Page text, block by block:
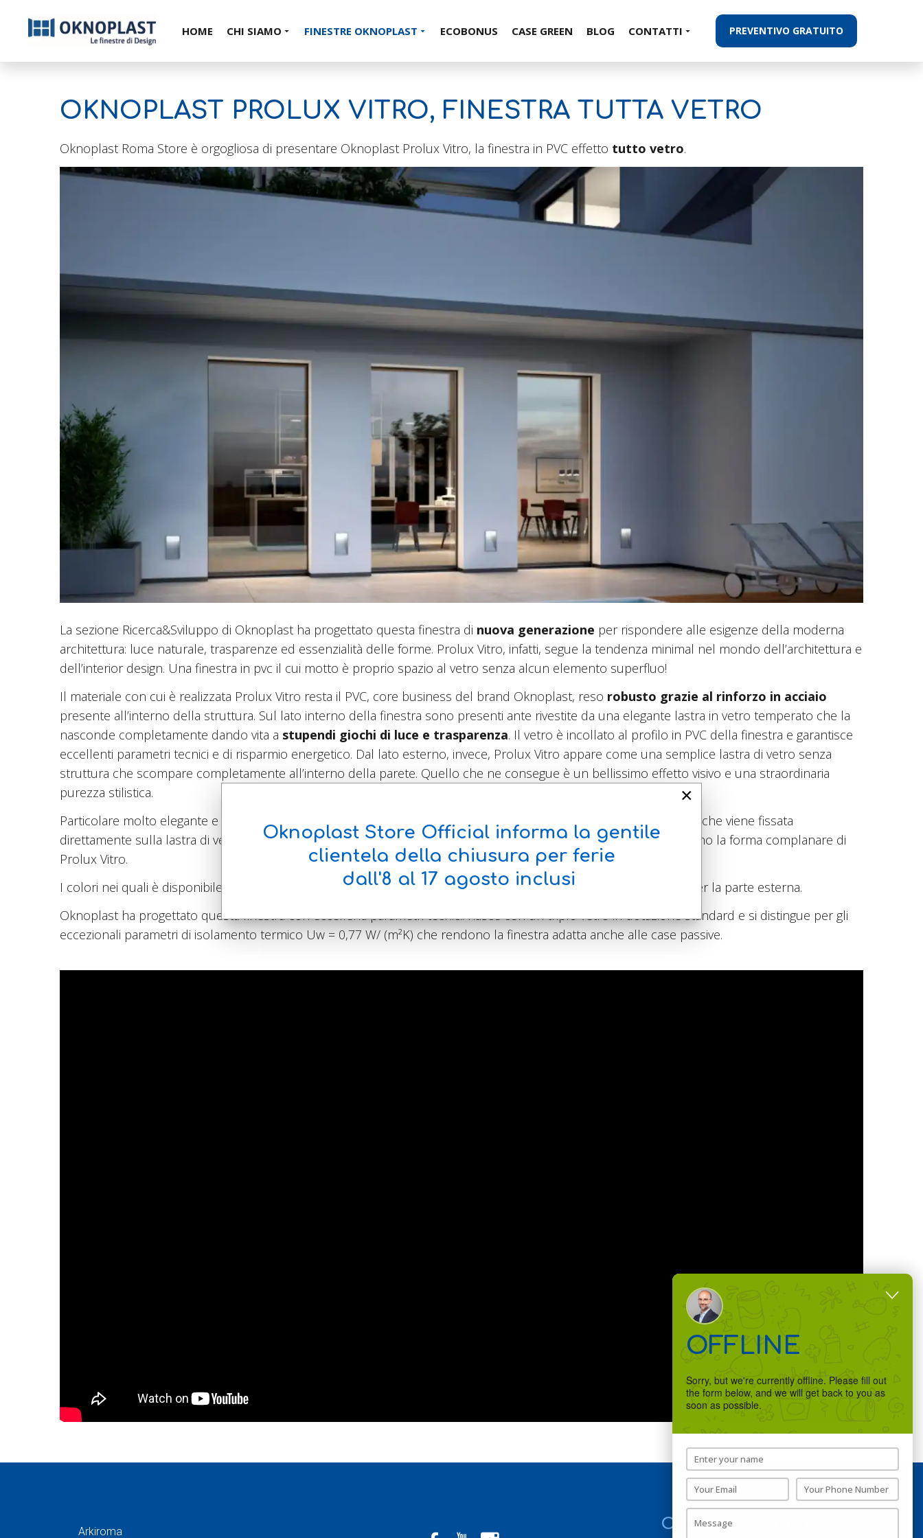
HOME CHI SIAMO FINESTRE OKNOPLAST ECOBONUS CASE GREEN BLOG CONTATTI PREVENTIVO GRATUITO
OKNOPLAST PROLUX VITRO, FINESTRA TUTTA VETRO
Oknoplast Roma Store è orgogliosa di presentare Oknoplast Prolux Vitro, la finestra in PVC effetto tutto vetro.
La sezione Ricerca&Sviluppo di Oknoplast ha progettato questa finestra di nuova generazione per rispondere alle esigenze della moderna
architettura: luce naturale, trasparenze ed essenzialità delle forme. Prolux Vitro, infatti, segue la tendenza minimal nel mondo dell’architettura e
dell’interior design. Una finestra in pvc il cui motto è proprio spazio al vetro senza alcun elemento superfluo!
Il materiale con cui è realizzata Prolux Vitro resta il PVC, core business del brand Oknoplast, reso robusto grazie al rinforzo in acciaio
presente all’interno della struttura. Sul lato interno della finestra sono presenti ante rivestite da una elegante lastra in vetro temperato che la
nasconde completamente dando vita a stupendi giochi di luce e trasparenza. Il vetro è incollato al profilo in PVC della finestra e garantisce
eccellenti parametri tecnici e di risparmio energetico. Dal lato esterno, invece, Prolux Vitro appare come una semplice lastra di vetro senza
struttura che scompare completamente all’interno della parete. Quello che ne consegue è un bellissimo effetto visivo e una straordinaria
purezza stilistica.
Particolare molto elegante e degno di nota è la maniglia perfettamente squadrata
- progettata da Oknoplast - che viene fissata
direttamente sulla lastra di vetro. E per completare il risultato, sono state inserite cerniere a scomparsa che esaltano la forma complanare di
Prolux Vitro.
I colori nei quali è disponibile questa finestra in PVC sono il grigio antracite sul lato interno, e vari colori e finiture per la parte esterna.
Oknoplast ha progettato questa finestra con eccellenti parametri tecnici: nasce con un triplo vetro in dotazione standard e si distingue per gli
eccezionali parametri di isolamento termico Uw = 0,77 W/ (m²K) che rendono la finestra adatta anche alle case passive.
OFFLINE
Sorry, but we're currently offline. Please fill out
the form below, and we will get back to you as
soon as possible.
Arkiroma Orari di apertura
×
Oknoplast Store Official informa la gentile
clientela della chiusura per ferie
dall'8 al 17 agosto inclusi